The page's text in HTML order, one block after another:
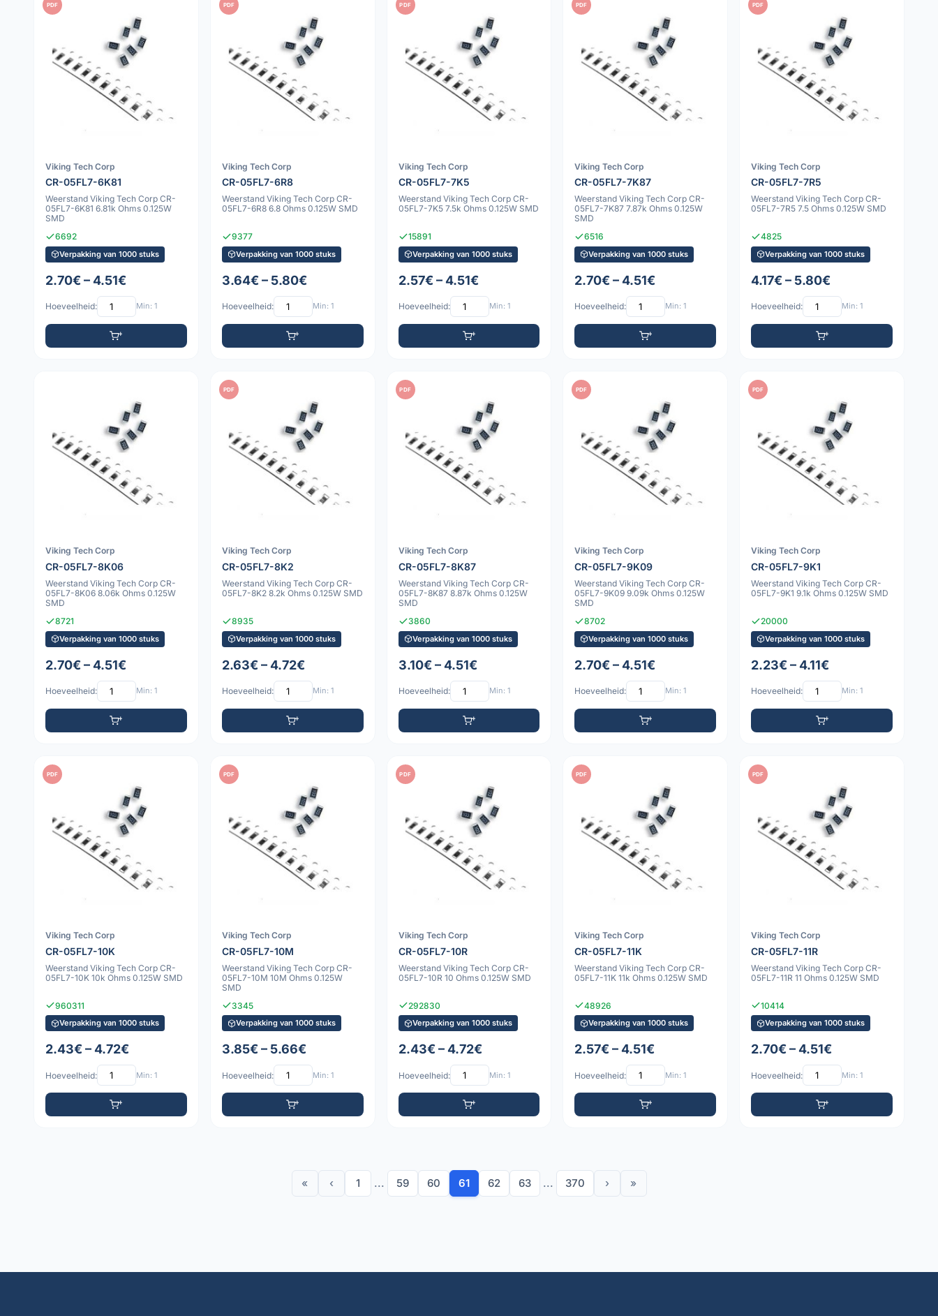
PDF
Viking Tech Corp
CR-05FL7-6K81
Weerstand Viking Tech Corp CR-
05FL7-6K81 6.81k Ohms 0.125W
SMD
6692
Verpakking van 1000 stuks
2.70€ – 4.51€
Hoeveelheid: Min: 1
PDF
Viking Tech Corp
CR-05FL7-6R8
Weerstand Viking Tech Corp CR-
05FL7-6R8 6.8 Ohms 0.125W SMD
9377
Verpakking van 1000 stuks
3.64€ – 5.80€
Hoeveelheid: Min: 1
PDF
Viking Tech Corp
CR-05FL7-7K5
Weerstand Viking Tech Corp CR-
05FL7-7K5 7.5k Ohms 0.125W SMD
15891
Verpakking van 1000 stuks
2.57€ – 4.51€
Hoeveelheid: Min: 1
PDF
Viking Tech Corp
CR-05FL7-7K87
Weerstand Viking Tech Corp CR-
05FL7-7K87 7.87k Ohms 0.125W
SMD
6516
Verpakking van 1000 stuks
2.70€ – 4.51€
Hoeveelheid: Min: 1
PDF
Viking Tech Corp
CR-05FL7-7R5
Weerstand Viking Tech Corp CR-
05FL7-7R5 7.5 Ohms 0.125W SMD
4825
Verpakking van 1000 stuks
4.17€ – 5.80€
Hoeveelheid: Min: 1
Viking Tech Corp
CR-05FL7-8K06
Weerstand Viking Tech Corp CR-
05FL7-8K06 8.06k Ohms 0.125W
SMD
8721
Verpakking van 1000 stuks
2.70€ – 4.51€
Hoeveelheid: Min: 1
PDF
Viking Tech Corp
CR-05FL7-8K2
Weerstand Viking Tech Corp CR-
05FL7-8K2 8.2k Ohms 0.125W SMD
8935
Verpakking van 1000 stuks
2.63€ – 4.72€
Hoeveelheid: Min: 1
PDF
Viking Tech Corp
CR-05FL7-8K87
Weerstand Viking Tech Corp CR-
05FL7-8K87 8.87k Ohms 0.125W
SMD
3860
Verpakking van 1000 stuks
3.10€ – 4.51€
Hoeveelheid: Min: 1
PDF
Viking Tech Corp
CR-05FL7-9K09
Weerstand Viking Tech Corp CR-
05FL7-9K09 9.09k Ohms 0.125W
SMD
8702
Verpakking van 1000 stuks
2.70€ – 4.51€
Hoeveelheid: Min: 1
PDF
Viking Tech Corp
CR-05FL7-9K1
Weerstand Viking Tech Corp CR-
05FL7-9K1 9.1k Ohms 0.125W SMD
20000
Verpakking van 1000 stuks
2.23€ – 4.11€
Hoeveelheid: Min: 1
PDF
Viking Tech Corp
CR-05FL7-10K
Weerstand Viking Tech Corp CR-
05FL7-10K 10k Ohms 0.125W SMD
960311
Verpakking van 1000 stuks
2.43€ – 4.72€
Hoeveelheid: Min: 1
PDF
Viking Tech Corp
CR-05FL7-10M
Weerstand Viking Tech Corp CR-
05FL7-10M 10M Ohms 0.125W
SMD
3345
Verpakking van 1000 stuks
3.85€ – 5.66€
Hoeveelheid: Min: 1
PDF
Viking Tech Corp
CR-05FL7-10R
Weerstand Viking Tech Corp CR-
05FL7-10R 10 Ohms 0.125W SMD
292830
Verpakking van 1000 stuks
2.43€ – 4.72€
Hoeveelheid: Min: 1
PDF
Viking Tech Corp
CR-05FL7-11K
Weerstand Viking Tech Corp CR-
05FL7-11K 11k Ohms 0.125W SMD
48926
Verpakking van 1000 stuks
2.57€ – 4.51€
Hoeveelheid: Min: 1
PDF
Viking Tech Corp
CR-05FL7-11R
Weerstand Viking Tech Corp CR-
05FL7-11R 11 Ohms 0.125W SMD
10414
Verpakking van 1000 stuks
2.70€ – 4.51€
Hoeveelheid: Min: 1
« ‹ 1 ... 59 60 61 62 63 ... 370 › »